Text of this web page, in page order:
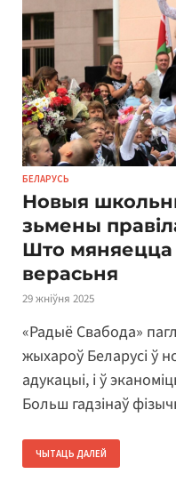
БЕЛАРУСЬ
Новыя
зьмены
Што мяняецца
верасьня
29 жніўня 2025
«Радыё Свабода»
жыхароў Беларусі ў
адукацыі, і ў
Больш гадзінаў
ЧЫТАЦЬ ДАЛЕЙ